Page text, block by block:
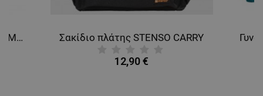
Φόρμα εργασίας COLLINS SUMMER ROYAL BLUE Σακίδιο πλάτης STENSO CARRY
12,90 €